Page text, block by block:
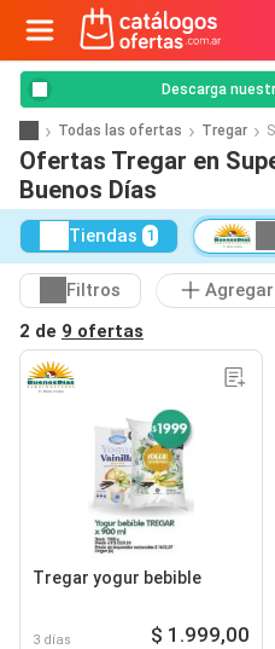
Descarga
Todas las ofertas Tregar
Ofertas Tregar en
Buenos Días
Tiendas 1
Filtros
Agregar
2 de 9 ofertas
Tregar yogur bebible
3 días $ 1.999,00